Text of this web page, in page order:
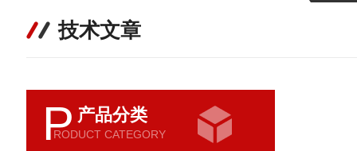
技术文章
P 产品分类
RODUCT CATEGORY